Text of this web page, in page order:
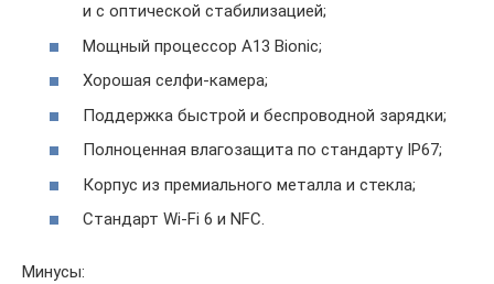
и с оптической стабилизацией;
Мощный процессор A13 Bionic;
Хорошая селфи-камера;
Поддержка быстрой и беспроводной зарядки;
Полноценная влагозащита по стандарту IP67;
Корпус из премиального металла и стекла;
Стандарт Wi-Fi 6 и NFC.
Минусы: